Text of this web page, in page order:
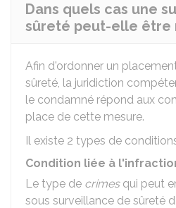
Dans quels cas une
sûreté peut-elle être
Afin d'ordonner un
sûreté, la juridiction
le condamné répond aux
place de cette mesure.
Il existe 2 types de
Condition liée à
Le type de crimesqui peut
sous surveillance de sûreté